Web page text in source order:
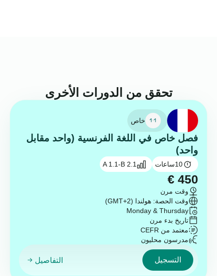
تحقق من الدورات الأخرى
خاص
فصل خاص في اللغة الفرنسية (واحد مقابل
واحد)
10ساعات A 1.1-B 2.1
€ 450
وقت مرن
وقت الحصة: هولندا (GMT+2)
Monday & Thursday
تاريخ بدء مرن
معتمد من CEFR
مدرسون محليون
التسجيل التفاصيل